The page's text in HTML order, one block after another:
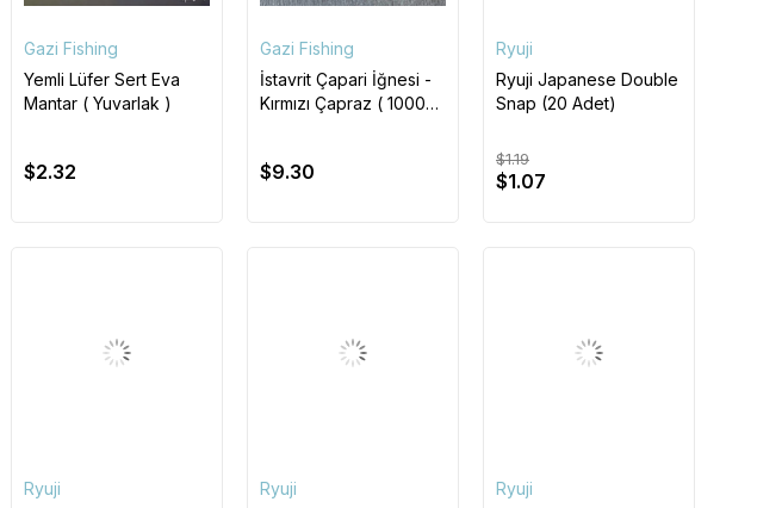
Gazi Fishing
Yemli Lüfer Sert Eva
Mantar ( Yuvarlak )
$2.32
Gazi Fishing
İstavrit Çapari İğnesi -
Kırmızı Çapraz ( 1000
$9.30
Ryuji
Ryuji Japanese Double
Snap (20 Adet)
$1.07
$1.19
Ryuji
Ryuji
Ryuji